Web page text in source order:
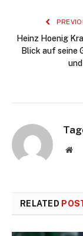
Heinz Hoenig
Blick auf seine
RELATED